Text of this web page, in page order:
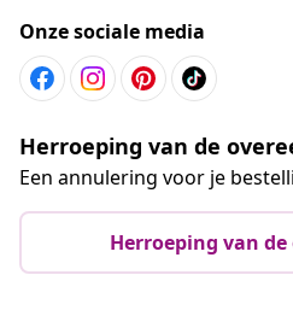
Onze sociale media
Herroeping van de
Een annulering voor je
Herroeping van